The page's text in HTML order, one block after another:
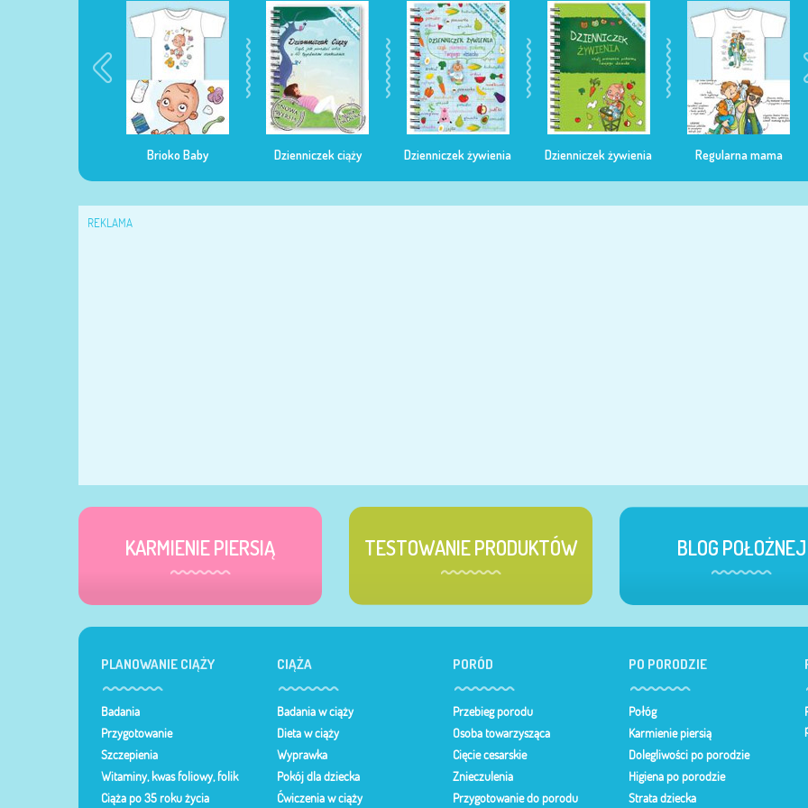
Brioko Baby Dzienniczek ciąży Dzienniczek żywienia Dzienniczek żywienia Regularna mama
REKLAMA
KARMIENIE PIERSIĄ TESTOWANIE PRODUKTÓW BLOG POŁOŻNEJ
PLANOWANIE CIĄŻY
Badania
Przygotowanie
Szczepienia
Witaminy, kwas foliowy, folik
Ciąża po 35 roku życia
CIĄŻA
Badania w ciąży
Dieta w ciąży
Wyprawka
Pokój dla dziecka
Ćwiczenia w ciąży
PORÓD
Przebieg porodu
Osoba towarzysząca
Cięcie cesarskie
Znieczulenia
Przygotowanie do porodu
PO PORODZIE
Połóg
Karmienie piersią
Dolegliwości po porodzie
Higiena po porodzie
Strata dziecka